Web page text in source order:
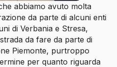
abbiamo avuto molta
da parte di alcuni enti
di Verbania e Stresa,
da fare da parte di
Piemonte, purtroppo
per quanto riguarda